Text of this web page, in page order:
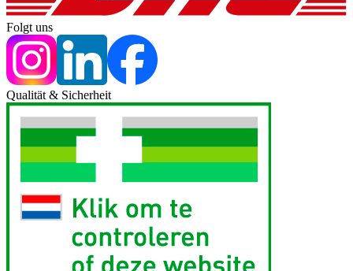
Folgt uns
Qualität & Sicherheit